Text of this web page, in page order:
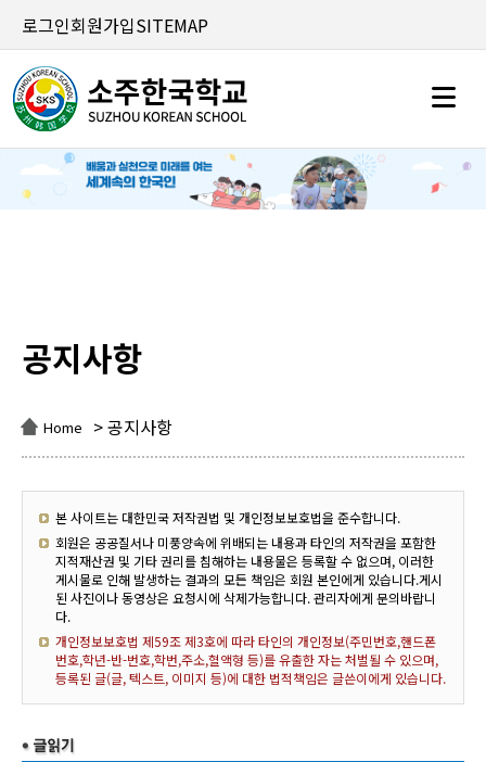
로그인회원가입SITEMAP
공지사항
Home > 공지사항
본 사이트는 대한민국 저작권법 및 개인정보보호법을 준수합니다.
회원은 공공질서나 미풍양속에 위배되는 내용과 타인의 저작권을 포함한
지적재산권 및 기타 권리를 침해하는 내용물은 등록할 수 없으며, 이러한
게시물로 인해 발생하는 결과의 모든 책임은 회원 본인에게 있습니다.게시
된 사진이나 동영상은 요청시에 삭제가능합니다. 관리자에게 문의바랍니
다.
개인정보보호법 제59조 제3호에 따라 타인의 개인정보(주민번호,핸드폰
번호,학년-반-번호,학번,주소,혈액형 등)를 유출한 자는 처벌될 수 있으며,
등록된 글(글, 텍스트, 이미지 등)에 대한 법적책임은 글쓴이에게 있습니다.